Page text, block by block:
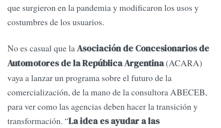
que surgieron en la pandemia y modificaron los usos y
costumbres de los usuarios.
No es casual que laAsociación de Concesionarios de
Automotores de la República Argentina(ACARA)
vaya a lanzar un programa sobre el futuro de la
comercialización, de la mano de la consultora ABECEB,
para ver como las agencias deben hacer la transición y
transformación. “La idea es ayudar a las